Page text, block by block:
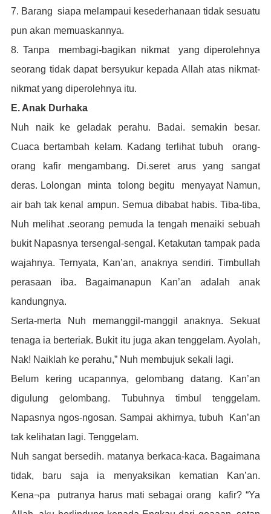
7. Barang siapa melampaui kesederhanaan tidak sesuatu
pun akan memuaskannya.
8. Tanpa membagi-bagikan nikmat yang diperolehnya
seorang tidak dapat bersyukur kepada Allah atas nikmat-
nikmat yang diperolehnya itu.
E. Anak Durhaka
Nuh naik ke geladak perahu. Badai. semakin besar.
Cuaca bertambah kelam. Kadang terlihat tubuh orang-
orang kafir mengambang. Di.seret arus yang sangat
deras. Lolongan minta tolong begitu menyayat Namun,
air bah tak kenal ampun. Semua dibabat habis.Tiba-tiba,
Nuh melihat .seorang pemuda la tengah menaiki sebuah
bukit Napasnya tersengal-sengal. Ketakutan tampak pada
wajahnya. Ternyata, Kan’an, anaknya sendiri.Timbullah
perasaan iba. Bagaimanapun Kan’an adalah anak
kandungnya.
Serta-merta Nuh memanggil-manggil anaknya. Sekuat
tenaga ia berteriak. Bukit itu juga akan tenggelam. Ayolah,
Nak! Naiklah ke perahu,” Nuh membujuk sekali lagi.
Belum kering ucapannya, gelombang datang. Kan’an
digulung gelombang. Tubuhnya timbul tenggelam.
Napasnya ngos-ngosan. Sampai akhirnya, tubuh Kan’an
tak kelihatan lagi. Tenggelam.
Nuh sangat bersedih. matanya berkaca-kaca. Bagaimana
tidak, baru saja ia menyaksikan kematian Kan’an.
Kena¬pa putranya harus mati sebagai orang kafir?“Ya